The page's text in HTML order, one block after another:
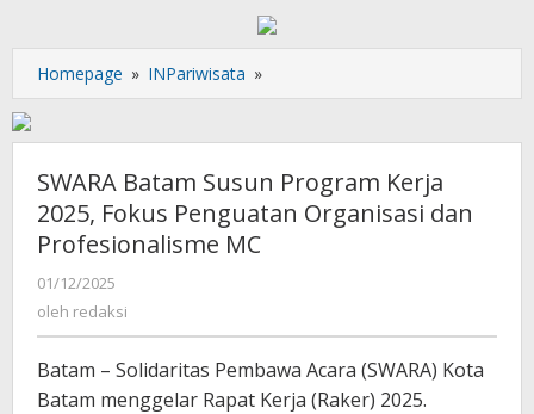
Homepage » INPariwisata »
Batam
Program
Kerja
2025,
Fokus
SWARA Batam Susun Program Kerja
2025, Fokus Penguatan Organisasi dan
Profesionalisme MC
01/12/2025
redaksi
oleh redaksi
Batam – Solidaritas Pembawa Acara (SWARA) Kota
Batam menggelar Rapat Kerja (Raker) 2025.